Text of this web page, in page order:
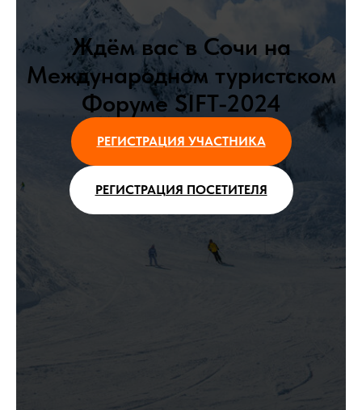
Ждём вас в Сочи на
Международном туристском
Форуме SIFT-2024
РЕГИСТРАЦИЯ УЧАСТНИКА
РЕГИСТРАЦИЯ ПОСЕТИТЕЛЯ